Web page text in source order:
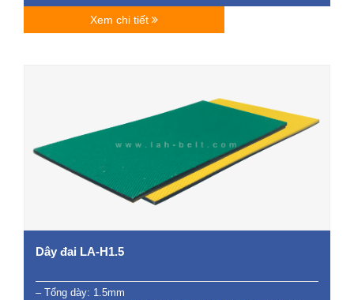
Xem chi tiết
Dây đai LA-H1.5
– Tổng dày: 1.5mm